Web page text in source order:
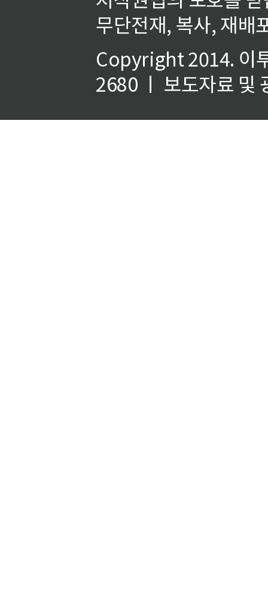
무단전재, 복사, 재배
Copyright 2014. 이
2680 ㅣ 보도자료